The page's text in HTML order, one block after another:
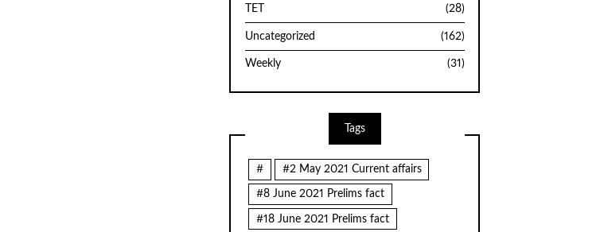
TET (28)
Uncategorized (162)
Weekly (31)
Tags
# #2 May 2021 Current affairs
#8 June 2021 Prelims fact
#18 June 2021 Prelims fact